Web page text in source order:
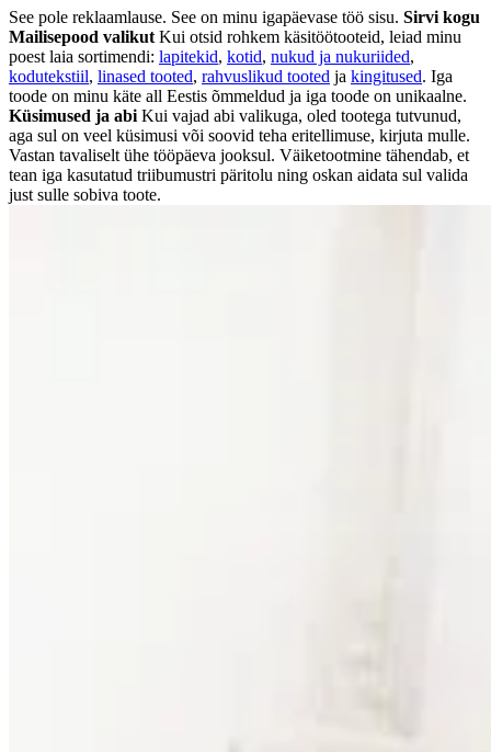
See pole reklaamlause. See on minu igapäevase töö sisu. Sirvi kogu
Mailisepood valikut Kui otsid rohkem käsitöötooteid, leiad minu
poest laia sortimendi: lapitekid, kotid, nukud ja nukuriided,
kodutekstiil, linased tooted, rahvuslikud tooted ja kingitused. Iga
toode on minu käte all Eestis õmmeldud ja iga toode on unikaalne.
Küsimused ja abi Kui vajad abi valikuga, oled tootega tutvunud,
aga sul on veel küsimusi või soovid teha eritellimuse, kirjuta mulle.
Vastan tavaliselt ühe tööpäeva jooksul. Väiketootmine tähendab, et
tean iga kasutatud triibumustri päritolu ning oskan aidata sul valida
just sulle sobiva toote.